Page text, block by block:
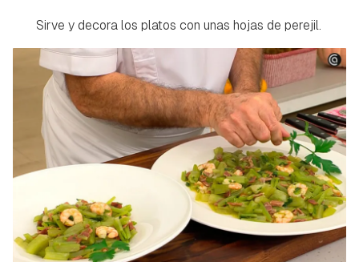
Sirve y decora los platos con unas hojas de perejil.